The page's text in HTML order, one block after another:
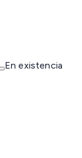
En existencia